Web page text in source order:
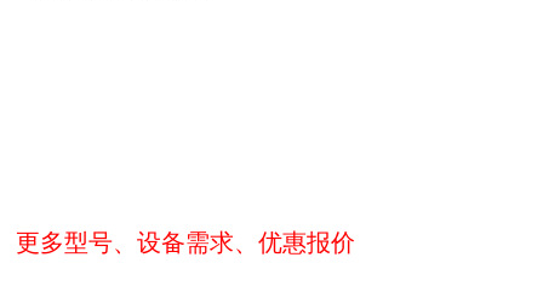
更多型号、设备需求、优惠报价